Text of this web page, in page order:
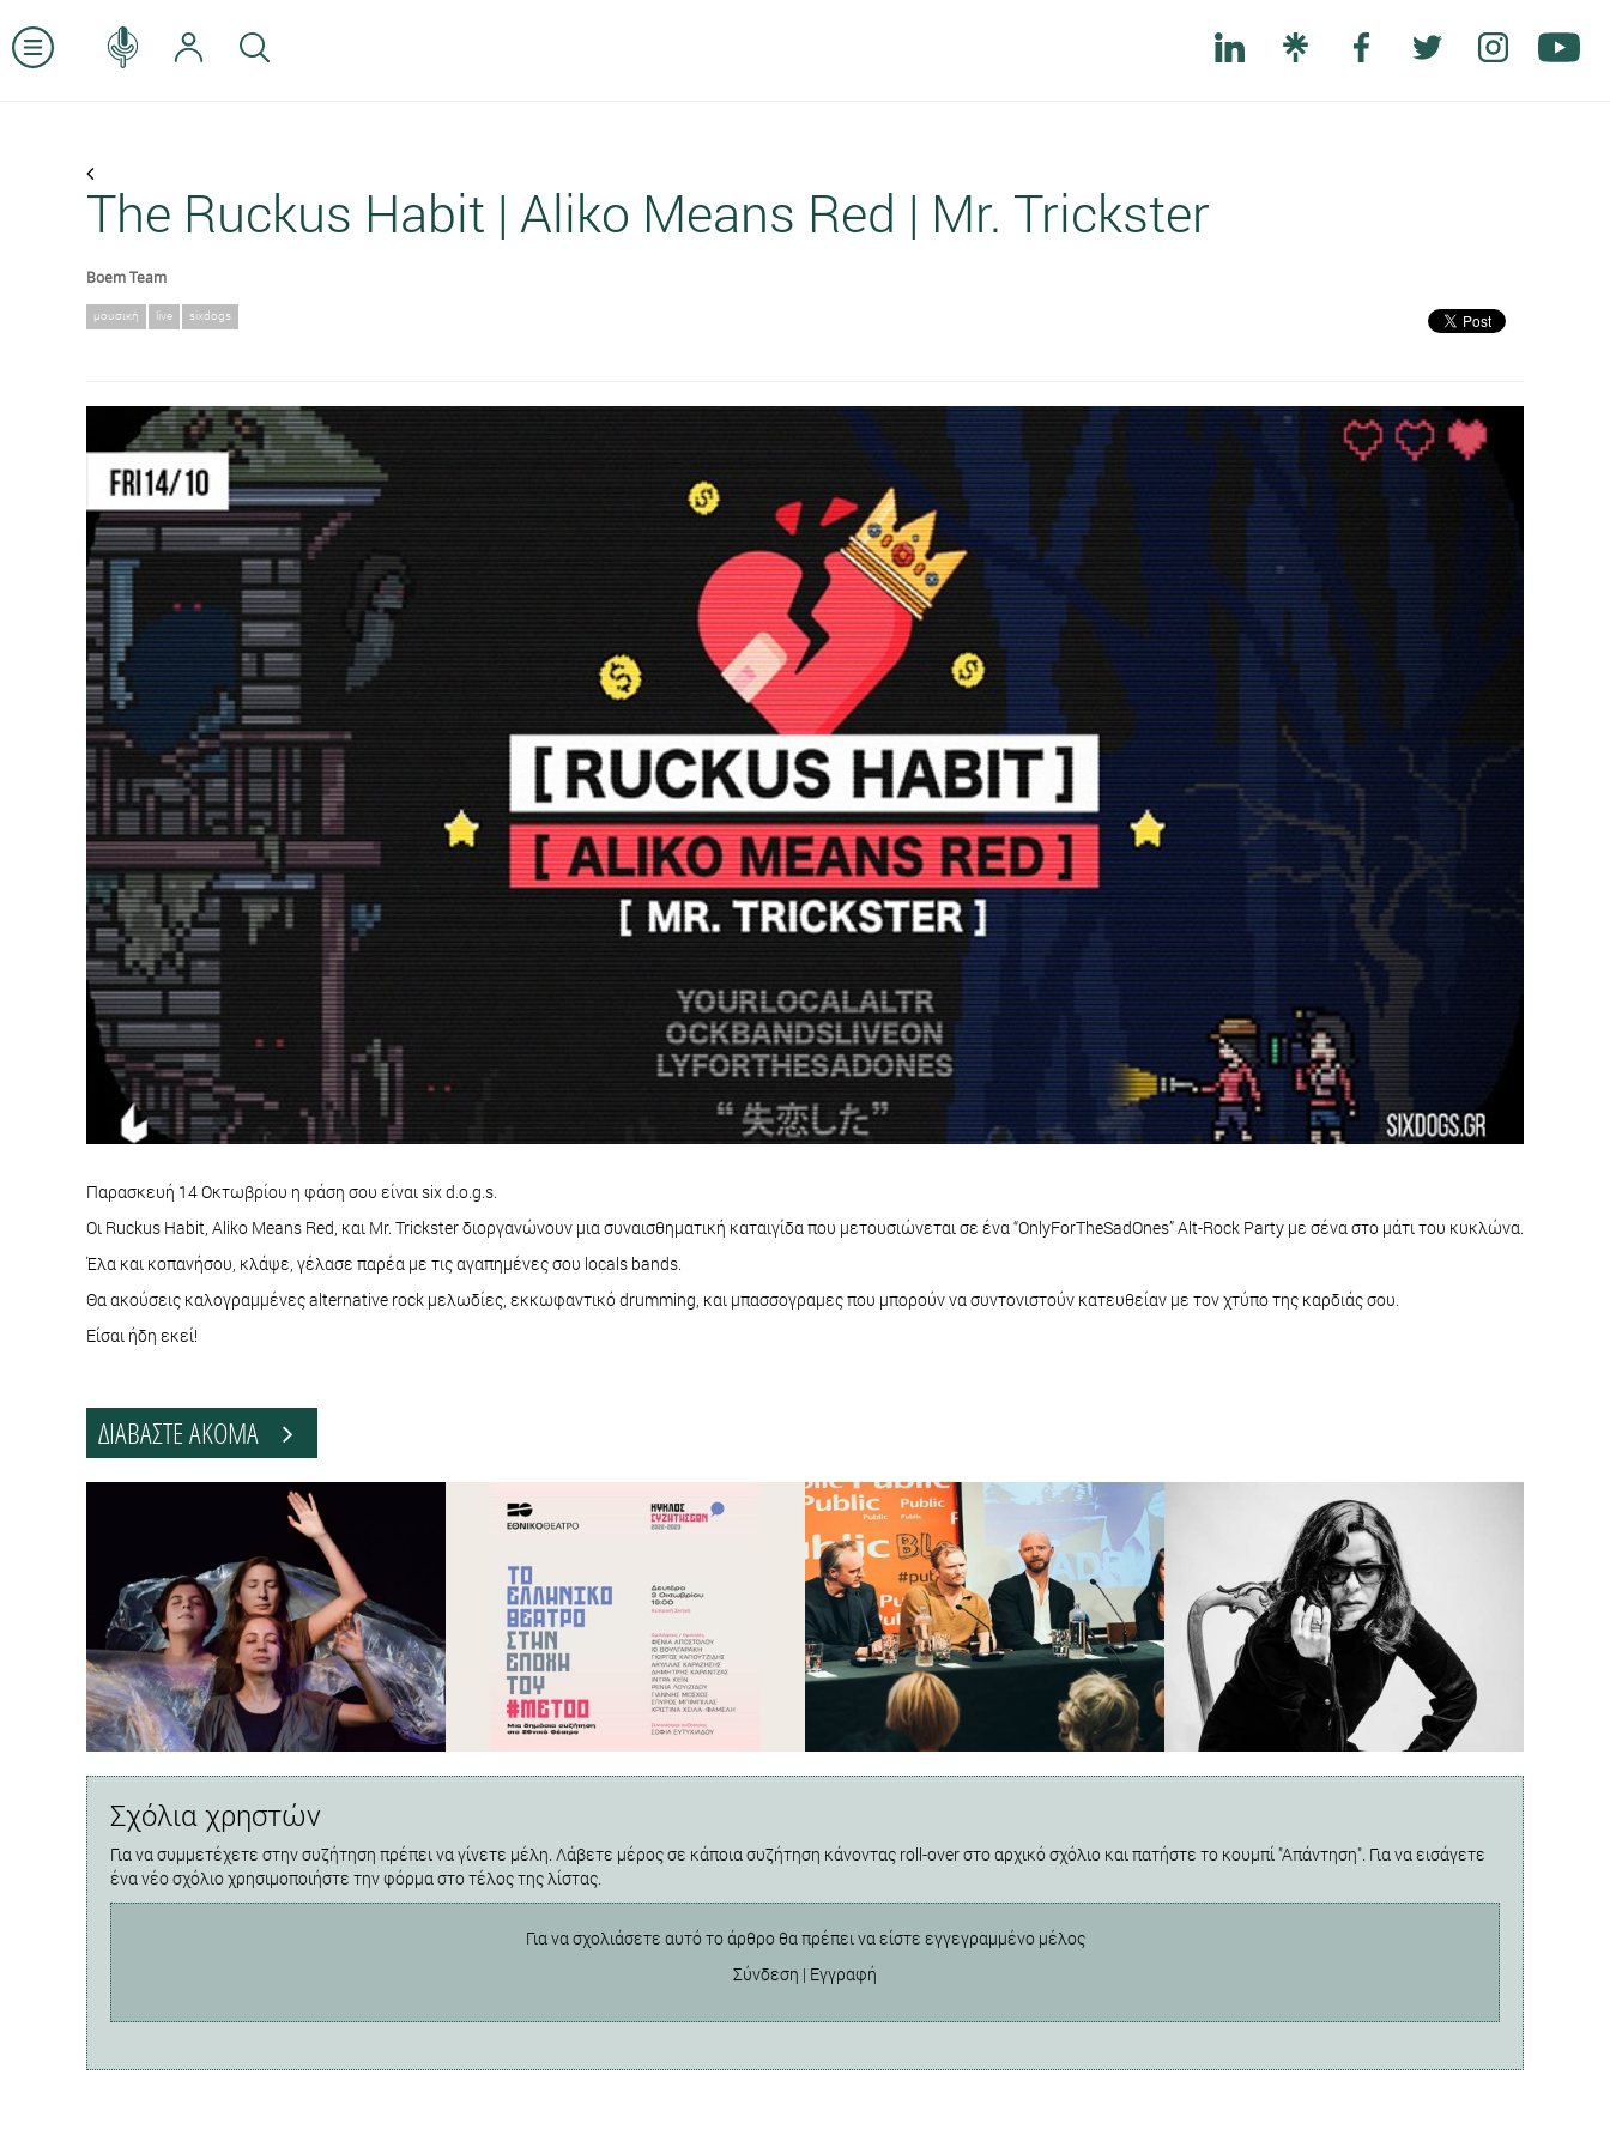
The Ruckus Habit | Aliko Means Red | Mr. Trickster
Boem Team
μουσική live sixdogs
Παρασκευή 14 Οκτωβρίου η φάση σου είναι six d.o.g.s.
Οι Ruckus Habit, Aliko Means Red, και Mr. Trickster διοργανώνουν μια συναισθηματική καταιγίδα που μετουσιώνεται σε ένα “OnlyForTheSadOnes” Alt-Rock Party με σένα στο μάτι του κυκλώνα.
Έλα και κοπανήσου, κλάψε, γέλασε παρέα με τις αγαπημένες σου locals bands.
Θα ακούσεις καλογραμμένες alternative rock μελωδίες, εκκωφαντικό drumming, και μπασσογραμες που μπορούν να συντονιστούν κατευθείαν με τον χτύπο της καρδιάς σου.
Είσαι ήδη εκεί!
ΔΙΑΒΑΣΤΕ ΑΚΟΜΑ
Σχόλια χρηστών
Για να συμμετέχετε στην συζήτηση πρέπει να γίνετε μέλη. Λάβετε μέρος σε κάποια συζήτηση κάνοντας roll-over στο αρχικό σχόλιο και πατήστε το κουμπί "Απάντηση". Για να εισάγετε
ένα νέο σχόλιο χρησιμοποιήστε την φόρμα στο τέλος της λίστας.
Για να σχολιάσετε αυτό το άρθρο θα πρέπει να είστε εγγεγραμμένο μέλος
Σύνδεση | Εγγραφή